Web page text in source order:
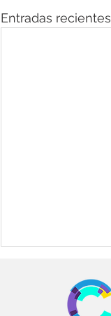
Entradas recientes